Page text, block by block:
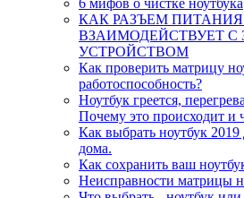
6 мифов о чистке ноутбука
КАК РАЗЪЕМ
ВЗАИМОДЕЙСТВУЕТ С
УСТРОЙСТВОМ
Как проверить матрицу
работоспособность?
Ноутбук греется,
Почему это происходит и
Как выбрать ноутбук
дома.
Как сохранить ваш
Неисправности матрицы